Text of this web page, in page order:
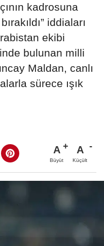
kadrosuna
iddiaları
ekibi
bulunan milli
Maldan, canlı
sürece ışık
A
Büyüt
A
Küçült